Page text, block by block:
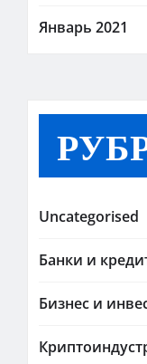
Январь 2021
Uncategorised
Банки и
Бизнес и